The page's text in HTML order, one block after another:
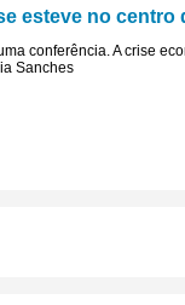
esteve no centro
conferência. A crise
Sanches